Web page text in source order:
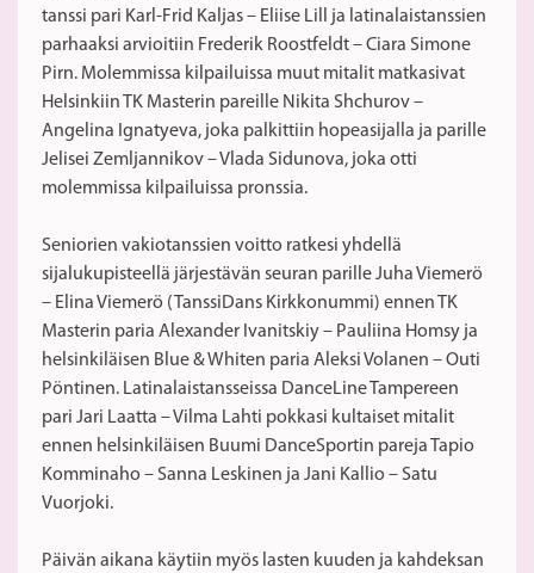
tanssi pari Karl-Frid Kaljas – Eliise Lill ja latinalaistanssien
parhaaksi arvioitiin Frederik Roostfeldt – Ciara Simone
Pirn. Molemmissa kilpailuissa muut mitalit matkasivat
Helsinkiin TK Masterin pareille Nikita Shchurov –
Angelina Ignatyeva, joka palkittiin hopeasijalla ja parille
Jelisei Zemljannikov – Vlada Sidunova, joka otti
molemmissa kilpailuissa pronssia.
Seniorien vakiotanssien voitto ratkesi yhdellä
sijalukupisteellä järjestävän seuran parille Juha Viemerö
– Elina Viemerö (TanssiDans Kirkkonummi) ennen TK
Masterin paria Alexander Ivanitskiy – Pauliina Homsy ja
helsinkiläisen Blue & Whiten paria Aleksi Volanen – Outi
Pöntinen. Latinalaistansseissa DanceLine Tampereen
pari Jari Laatta – Vilma Lahti pokkasi kultaiset mitalit
ennen helsinkiläisen Buumi DanceSportin pareja Tapio
Komminaho – Sanna Leskinen ja Jani Kallio – Satu
Vuorjoki.
Päivän aikana käytiin myös lasten kuuden ja kahdeksan